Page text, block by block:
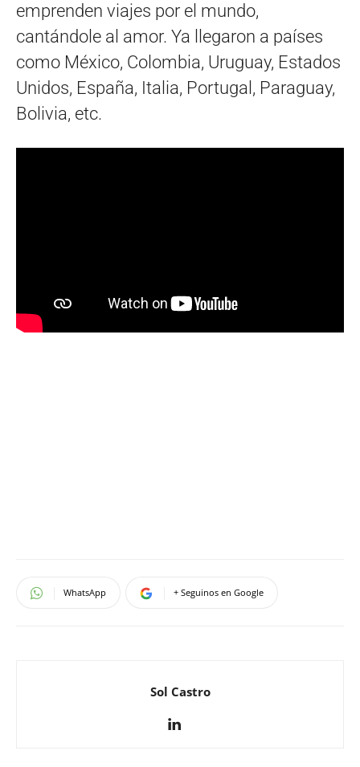
emprenden viajes por el mundo,
cantándole al amor. Ya llegaron a países
como México, Colombia, Uruguay, Estados
Unidos, España, Italia, Portugal, Paraguay,
Bolivia, etc.
WhatsApp + Seguinos en Google
Sol Castro